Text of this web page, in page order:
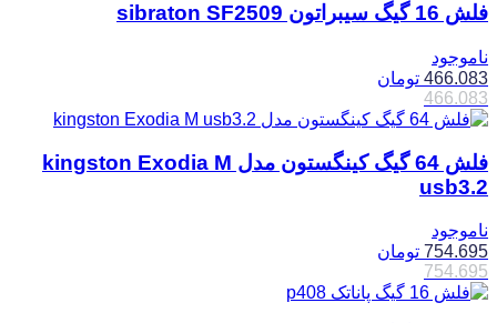
فلش 16 گیگ سیبراتون sibraton SF2509
ناموجود
466.083 تومان
466.083
فلش 64 گیگ کینگستون مدل kingston Exodia M
usb3.2
ناموجود
754.695 تومان
754.695